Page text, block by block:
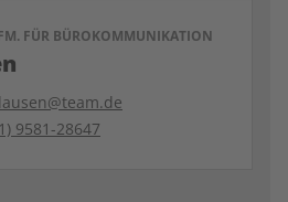
FÜR BÜROKOMMUNIKATION
9581-28647